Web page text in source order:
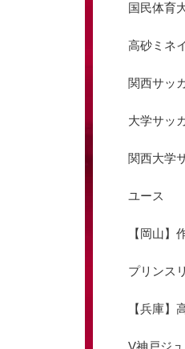
国民体育
高砂ミネ
関西サッ
大学サッ
関西大学
ユース
【岡山】
プリンス
【兵庫】
V神戸ジ